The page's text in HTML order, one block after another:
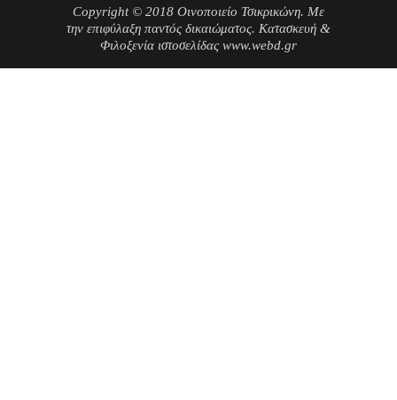
Copyright © 2018 Οινοποιείο Τσικρικώνη. Με
την επιφύλαξη παντός δικαιώματος. Κατασκευή &
Φιλοξενία ιστοσελίδας www.webd.gr